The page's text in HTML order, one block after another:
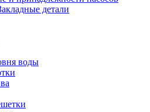
детали
воды